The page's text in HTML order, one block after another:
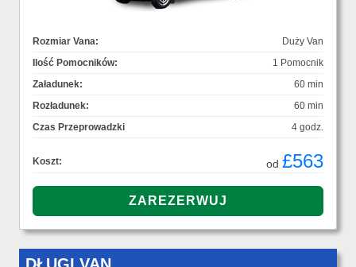
Rozmiar Vana:
Duży Van
Ilość Pomocników:
1 Pomocnik
Załadunek:
60 min
Rozładunek:
60 min
Czas Przeprowadzki
4 godz.
Koszt: od £563